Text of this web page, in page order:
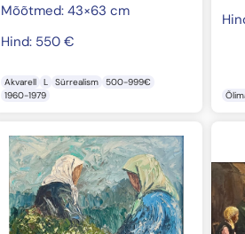
Mõõtmed: 43×63 cm
Hind: 550€
Akvarell L Sürrealism
500-999€
1960-1979